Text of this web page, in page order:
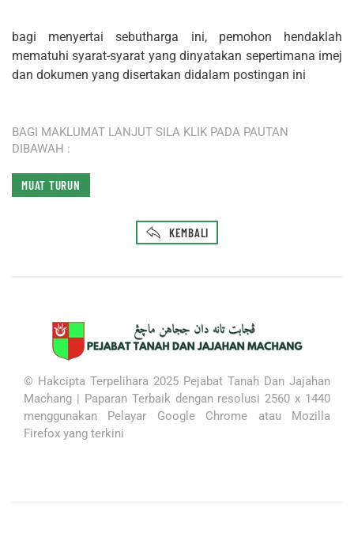
bagi menyertai sebutharga ini, pemohon hendaklah
mematuhi syarat-syarat yang dinyatakan sepertimana imej
dan dokumen yang disertakan didalam postingan ini
BAGI MAKLUMAT LANJUT SILA KLIK PADA PAUTAN
DIBAWAH :
MUAT TURUN
KEMBALI
© Hakcipta Terpelihara 2025 Pejabat Tanah Dan Jajahan
Machang | Paparan Terbaik dengan resolusi 2560 x 1440
menggunakan Pelayar Google Chrome atau Mozilla
Firefox yang terkini